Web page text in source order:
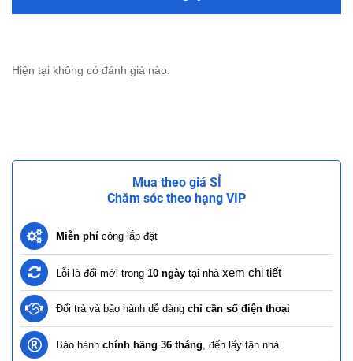
Hiện tại không có đánh giá nào.
Mua theo giá SỈ
Chăm sóc theo hạng VIP
Miễn phí công lắp đặt
Lỗi là đổi mới trong 10 ngày tại nhà xem chi tiết
Đổi trả và bảo hành dễ dàng chỉ cần số điện thoại
Bảo hành chính hãng 36 tháng , đến lấy tận nhà